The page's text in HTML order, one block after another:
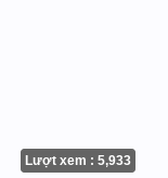
Lượt xem : 5,933